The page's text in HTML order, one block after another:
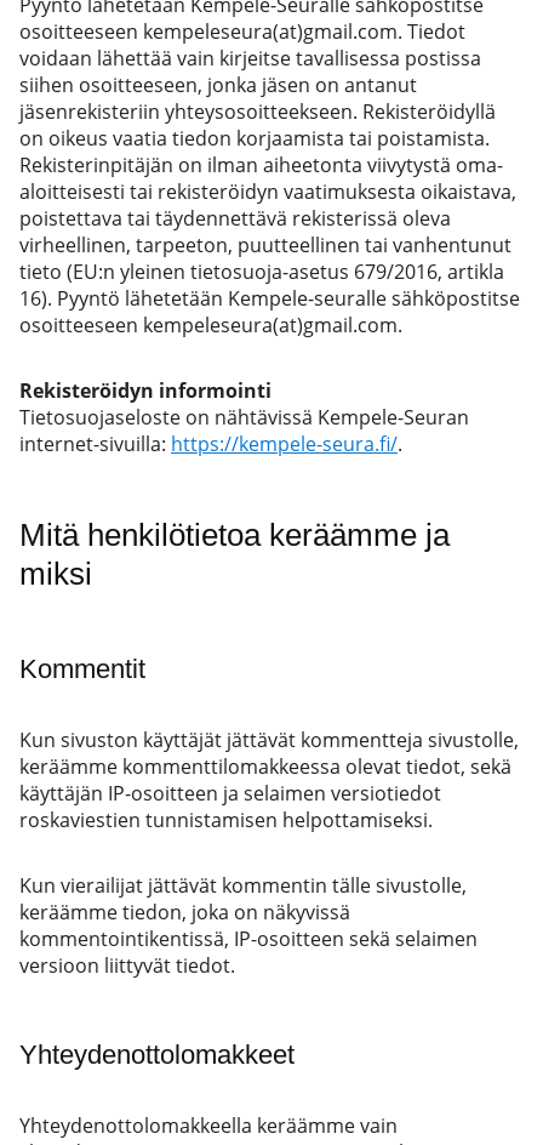
osoitteeseen kempeleseura(at)gmail.com. Tiedot
voidaan lähettää vain kirjeitse tavallisessa postissa
siihen osoitteeseen, jonka jäsen on antanut
jäsenrekisteriin yhteysosoitteekseen. Rekisteröidyllä
on oikeus vaatia tiedon korjaamista tai poistamista.
Rekisterinpitäjän on ilman aiheetonta viivytystä oma-
aloitteisesti tai rekisteröidyn vaatimuksesta oikaistava,
poistettava tai täydennettävä rekisterissä oleva
virheellinen, tarpeeton, puutteellinen tai vanhentunut
tieto (EU:n yleinen tietosuoja-asetus 679/2016, artikla
16). Pyyntö lähetetään Kempele-seuralle sähköpostitse
osoitteeseen kempeleseura(at)gmail.com.
Rekisteröidyn informointi
Tietosuojaseloste on nähtävissä Kempele-Seuran
internet-sivuilla: https://kempele-seura.fi/.
Mitä henkilötietoa keräämme ja
miksi
Kommentit
Kun sivuston käyttäjät jättävät kommentteja sivustolle,
keräämme kommenttilomakkeessa olevat tiedot, sekä
käyttäjän IP-osoitteen ja selaimen versiotiedot
roskaviestien tunnistamisen helpottamiseksi.
Kun vierailijat jättävät kommentin tälle sivustolle,
keräämme tiedon, joka on näkyvissä
kommentointikentissä, IP-osoitteen sekä selaimen
versioon liittyvät tiedot.
Yhteydenottolomakkeet
Yhteydenottolomakkeella keräämme vain